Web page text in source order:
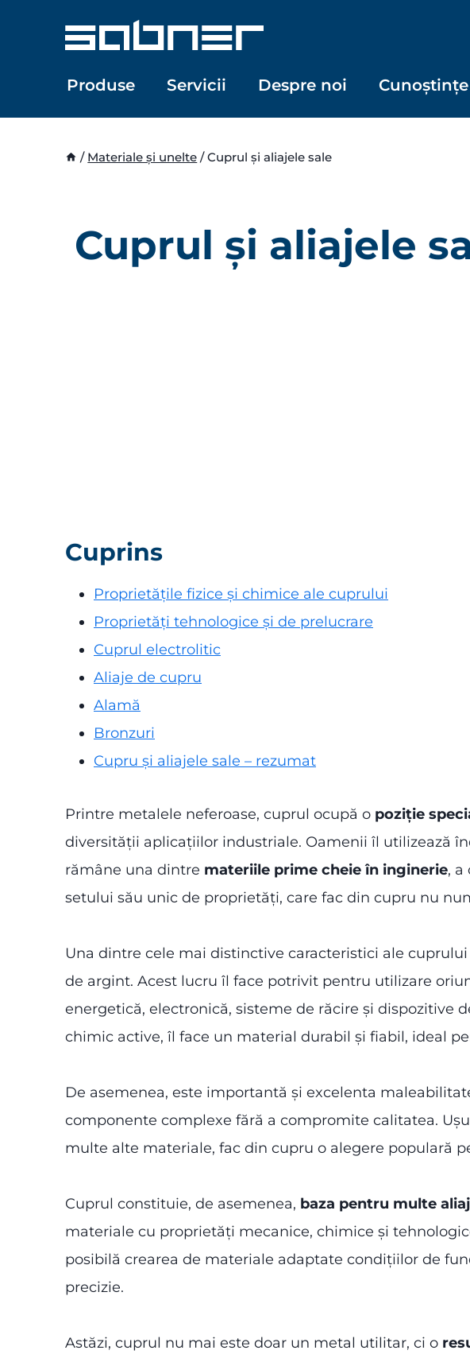
Produse Servicii Despre noi Cunoștințe
/ Materiale și unelte / Cuprul și aliajele sale
Cuprul și aliajele
Cuprins
Proprietățile fizice și chimice ale cuprului
Proprietăți tehnologice și de prelucrare
Cuprul electrolitic
Aliaje de cupru
Alamă
Bronzuri
Cupru și aliajele sale – rezumat
Printre metalele neferoase, cuprul ocupă o poziție
diversității aplicațiilor industriale. Oamenii îl utilizează
rămâne una dintre materiile prime cheie în inginerie, a
setului său unic de proprietăți, care fac din cupru nu
Una dintre cele mai distinctive caracteristici ale cuprului
de argint. Acest lucru îl face potrivit pentru utilizare
energetică, electronică, sisteme de răcire și dispozitive
chimic active, îl face un material durabil și fiabil, ideal
De asemenea, este importantă și excelenta
componente complexe fără a compromite calitatea.
multe alte materiale, fac din cupru o alegere populară
Cuprul constituie, de asemenea, baza pentru multe
materiale cu proprietăți mecanice, chimice și
posibilă crearea de materiale adaptate condițiilor de
precizie.
Astăzi, cuprul nu mai este doar un metal utilitar, ci o